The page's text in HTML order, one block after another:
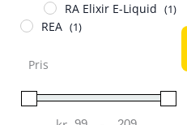
RA Elixir E-Liquid (1)
REA (1)
Pris